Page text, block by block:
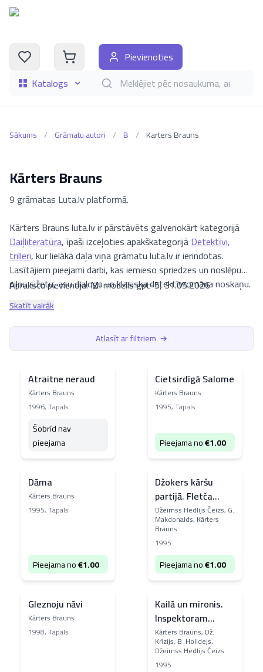
Katalogs Meklēt grāmatas pēc nosaukuma, autora,
Pievienoties
Sākums / Grāmatu autori / B / Karters Brauns
Kārters Brauns
9 grāmatas Luta.lv platformā.
Kārters Brauns luta.lv ir pārstāvēts galvenokārt kategorijā
Daiļliteratūra, īpaši izceļoties apakškategorijāDetektīvi,
trilleri, kur lielākā daļa viņa grāmatu luta.lv ir ierindotas.
Lasītājiem pieejami darbi, kas iemieso spriedzes un noslēpumu
pilnu sižetu, asu dialogu un klasiska detektīvromāna noskaņu.
Starp populārākajām grāmatām platformā izceļas
kuras lakoniskais apraksts aicina atklāt stāstu pašiem, kā arī
dinamiskais romānsSfinksas acs, kas piedāvā elegantu
intrigas tīklojumu, un noskaņām bagātā
Aicinām izpētīt šos un citus darbus luta.lv, atklājot autora
sižeta līnijām.
Aprakstu pievienoja: MI modelis gpt-5, 31.05.2026
Skatīt vairāk
Atlasīt ar filtriem →
Atraitne neraud
Kārters Brauns
1996,Tapals
Šobrīd nav
pieejama
Cietsirdīgā Salome
Kārters Brauns
1995,Tapals
Pieejama no€1.00
Dāma
Kārters Brauns
1995,Tapals
Pieejama no€1.00
Džokers kāršu
partijā. Fletča
pirmā lieta. Tora
āmurs
Džeimss Hedlijs Čeizs, G.
Makdonalds, Kārters
Brauns
1995
Pieejama no€1.00
Gleznoju nāvi
Kārters Brauns
1998,Tapals
Kailā un mironis.
Inspektoram
Vestam ļoti žēl.
Nāvei atvaļinājums
nav vajadzīgs.
Kārters Brauns, Dž.
Krīzijs, B. Holidejs,
Džeimss Hedlijs Čeizs
1995